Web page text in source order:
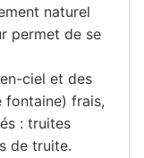
naturel
permet de se
ciel et des
fontaine) frais,
: truites
de truite.